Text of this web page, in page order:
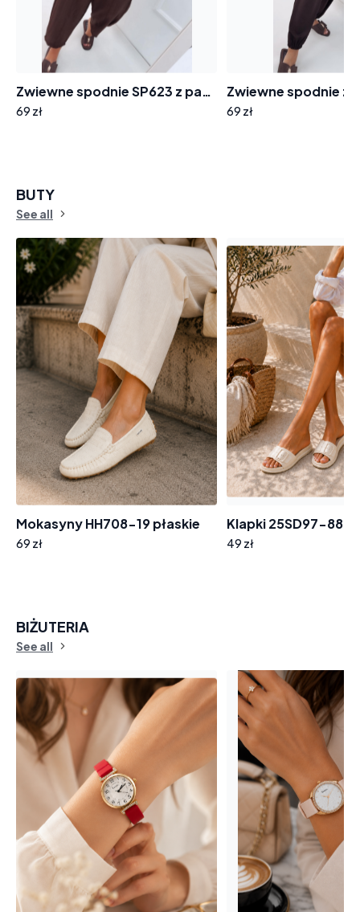
Zwiewne spodnie SP623 z paskiem
69 zł 69 zł
BUTY
See all
Mokasyny HH708-19 płaskie
69 zł
Klapki 25SD97-
49 zł
BIŻUTERIA
See all